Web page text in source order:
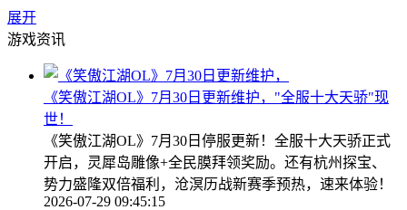
展开
游戏资讯
《笑傲江湖OL》7月30日更新维护，"全服十大天骄"现
世！
《笑傲江湖OL》7月30日停服更新！全服十大天骄正式
开启，灵犀岛雕像+全民膜拜领奖励。还有杭州探宝、
势力盛隆双倍福利，沧溟历战新赛季预热，速来体验！
2026-07-29 09:45:15